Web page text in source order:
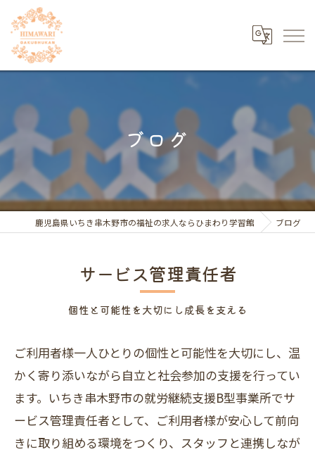
ブログ
鹿児島県いちき串木野市の福祉の求人ならひまわり学習館 ブログ
サービス管理責任者
個性と可能性を大切にし成長を支える
ご利用者様一人ひとりの個性と可能性を大切にし、温
かく寄り添いながら自立と社会参加の支援を行ってい
ます。いちき串木野市の就労継続支援B型事業所でサ
ービス管理責任者として、ご利用者様が安心して前向
きに取り組める環境をつくり、スタッフと連携しなが